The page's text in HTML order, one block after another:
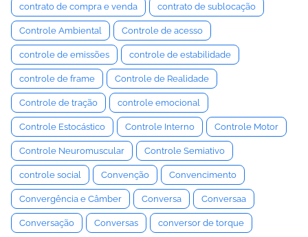
contrato de compra e venda contrato de sublocação
Controle Ambiental Controle de acesso
controle de emissões controle de estabilidade
controle de frame Controle de Realidade
Controle de tração controle emocional
Controle Estocástico Controle Interno Controle Motor
Controle Neuromuscular Controle Semiativo
controle social Convenção Convencimento
Convergência e Câmber Conversa Conversaa
Conversação Conversas conversor de torque